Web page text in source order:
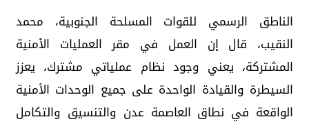
‏الناطق الرسمي للقوات المسلحة الجنوبية، محمد
النقيب، قال إن العمل في مقر العمليات الأمنية
المشتركة، يعني وجود نظام عملياتي مشترك، يعزز
السيطرة والقيادة الواحدة على جميع الوحدات الأمنية
الواقعة في نطاق العاصمة عدن والتنسيق والتكامل